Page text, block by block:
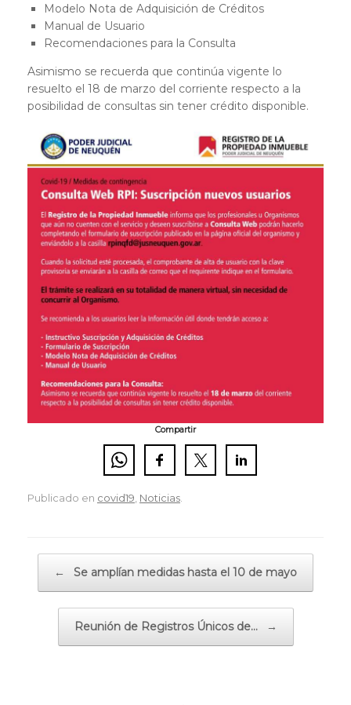
Modelo Nota de Adquisición de Créditos
Manual de Usuario
Recomendaciones para la Consulta
Asimismo se recuerda que continúa vigente lo
resuelto el 18 de marzo del corriente respecto a la
posibilidad de consultas sin tener crédito disponible.
Compartir
Publicado en covid19, Noticias.
← Se amplían medidas hasta el 10 de mayo
Reunión de Registros Únicos de… →